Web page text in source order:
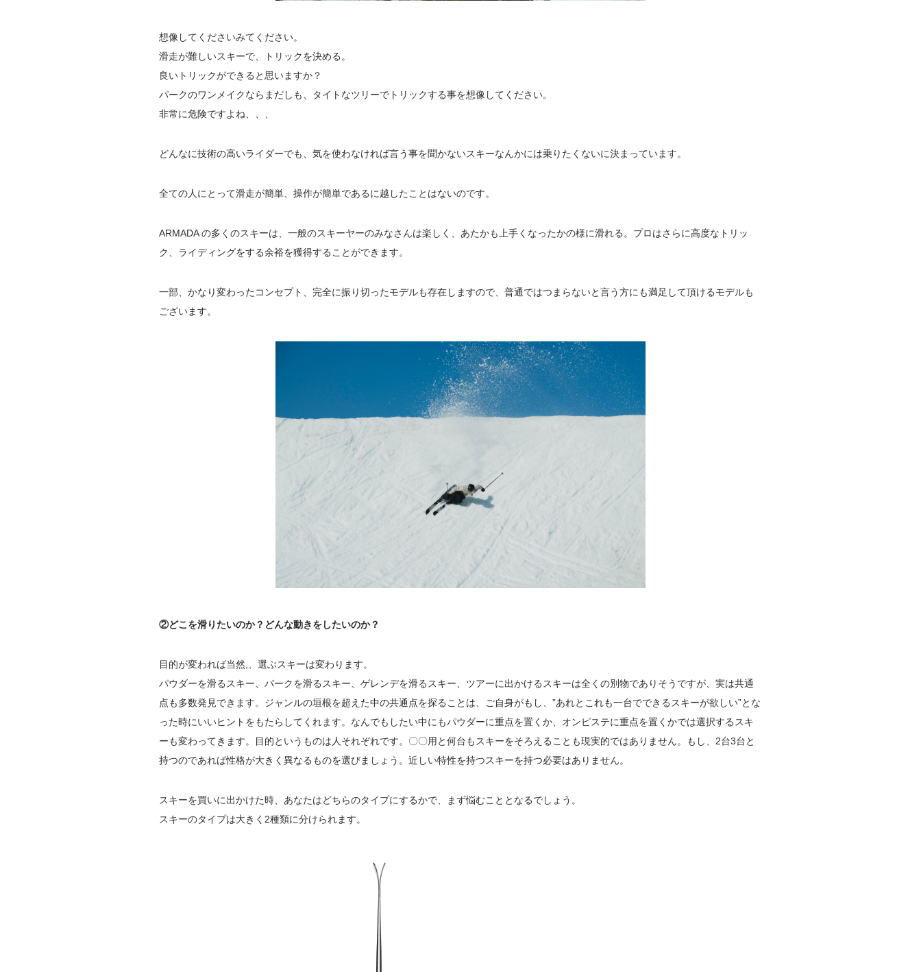
想像してくださいみてください。
滑走が難しいスキーで、トリックを決める。
良いトリックができると思いますか？
パークのワンメイクならまだしも、タイトなツリーでトリックする事を想像してください。
非常に危険ですよね、、、
どんなに技術の高いライダーでも、気を使わなければ言う事を聞かないスキーなんかには乗りたくないに決まっています。
全ての人にとって滑走が簡単、操作が簡単であるに越したことはないのです。
ARMADA の多くのスキーは、一般のスキーヤーのみなさんは楽しく、あたかも上手くなったかの様に滑れる。プロはさらに高度なトリッ
ク、ライディングをする余裕を獲得することができます。
一部、かなり変わったコンセプト、完全に振り切ったモデルも存在しますので、普通ではつまらないと言う方にも満足して頂けるモデルも
ございます。
②どこを滑りたいのか？どんな動きをしたいのか？
目的が変われば当然,、選ぶスキーは変わります。
パウダーを滑るスキー、パークを滑るスキー、ゲレンデを滑るスキー、ツアーに出かけるスキーは全くの別物でありそうですが、実は共通
点も多数発見できます。ジャンルの垣根を超えた中の共通点を探ることは、ご自身がもし、”あれとこれも一台でできるスキーが欲しい”とな
った時にいいヒントをもたらしてくれます。なんでもしたい中にもパウダーに重点を置くか、オンピステに重点を置くかでは選択するスキ
ーも変わってきます。目的というものは人それぞれです。〇〇用と何台もスキーをそろえることも現実的ではありません。もし、2台3台と
持つのであれば性格が大きく異なるものを選びましょう。近しい特性を持つスキーを持つ必要はありません。
スキーを買いに出かけた時、あなたはどちらのタイプにするかで、まず悩むこととなるでしょう。
スキーのタイプは大きく2種類に分けられます。